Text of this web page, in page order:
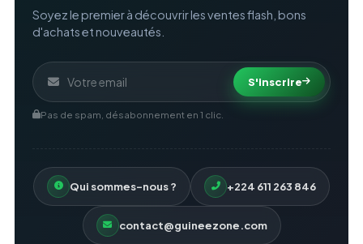
Soyez le premier à découvrir les ventes flash, bons
d'achats et nouveautés.
S'inscrire
Pas de spam, désabonnement en 1 clic.
Qui sommes-nous ? +224 611 263 846
contact@guineezone.com